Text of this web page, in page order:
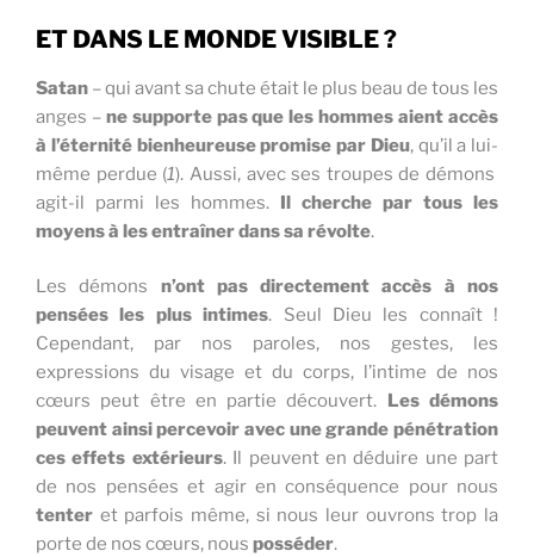
ET DANS LE MONDE VISIBLE ?
Satan – qui avant sa chute était le plus beau de tous les
anges – ne supporte pas que les hommes aient accès
à l’éternité bienheureuse promise par Dieu, qu’il a lui-
même perdue (1). Aussi, avec ses troupes de démons
agit-il parmi les hommes. Il cherche par tous les
moyens à les entraîner dans sa révolte.
Les démons n’ont pas directement accès à nos
pensées les plus intimes. Seul Dieu les connaît !
Cependant, par nos paroles, nos gestes, les
expressions du visage et du corps, l’intime de nos
cœurs peut être en partie découvert.
Les démons
peuvent ainsi percevoir avec une grande pénétration
ces effets extérieurs. Il peuvent en déduire une part
de nos pensées et agir en conséquence pour nous
tenter et parfois même, si nous leur ouvrons trop la
porte de nos cœurs, nous posséder.